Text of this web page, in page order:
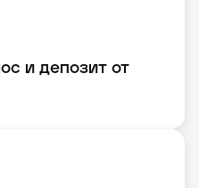
и депозит от